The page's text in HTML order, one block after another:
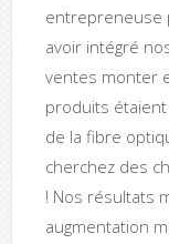
entrepreneuse
avoir intégré
ventes monter
produits étaient
de la fibre
cherchez des
! Nos résultats
augmentation